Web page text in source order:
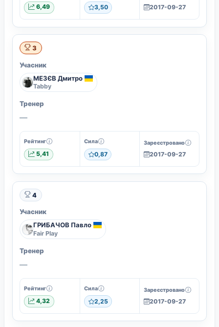
6,49 3,50 2017-09-27
3
Учасник
МЕЗЄВ Дмитро
Tabby
Тренер
—
Рейтинг
5,41
Сила
0,87
Зареєстровано
2017-09-27
4
Учасник
ГРИБАЧОВ Павло
Fair Play
Тренер
—
Рейтинг
4,32
Сила
2,25
Зареєстровано
2017-09-27